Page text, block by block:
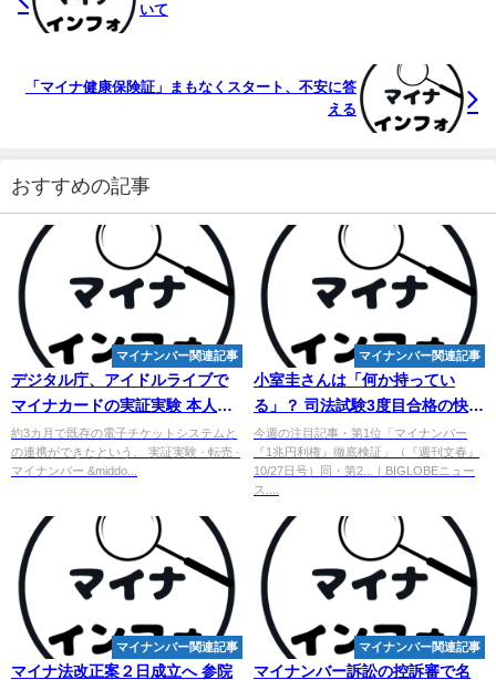
いて
「マイナ健康保険証」まもなくスタート、不安に答
える
おすすめの記事
マイナンバー関連記事
デジタル庁、アイドルライブで
マイナカードの実証実験 本人確
認で不正転売防止 - goo ニュー
ス
約3カ月で既存の電子チケットシステムと
の連携ができたという。 実証実験 · 転売 ·
マイナンバー &middo...
マイナンバー関連記事
小室圭さんは「何か持ってい
る」？ 司法試験3度目合格の快挙
に日本中が茫然自失
今週の注目記事・第1位「マイナンバー
『1兆円利権』徹底検証」（『週刊文春』
10/27日号）同・第2...｜BIGLOBEニュー
ス....
マイナンバー関連記事
マイナ法改正案２日成立へ 参院
マイナンバー関連記事
マイナンバー訴訟の控訴審で名